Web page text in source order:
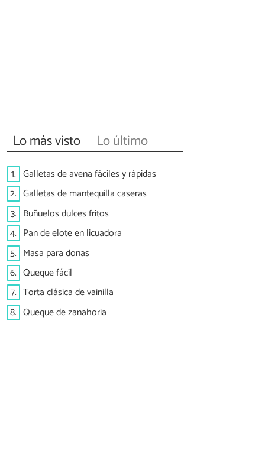
Lo más visto Lo último
1. Galletas de avena fáciles y rápidas
2. Galletas de mantequilla caseras
3. Buñuelos dulces fritos
4. Pan de elote en licuadora
5. Masa para donas
6. Queque fácil
7. Torta clásica de vainilla
8. Queque de zanahoria